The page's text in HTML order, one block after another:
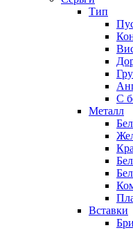
Тип
С
Металл
Вставки